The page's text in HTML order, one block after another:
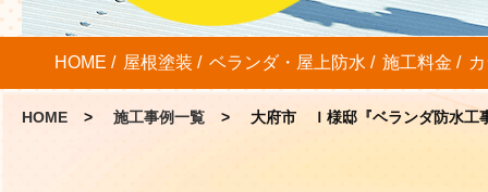
HOME 屋根塗装 ベランダ・屋上防水 施工料金
HOME 施工事例一覧 大府市 Ｉ様邸『ベランダ防水工